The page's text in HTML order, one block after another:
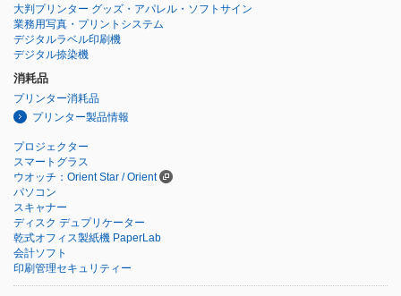
大判プリンター グッズ・アパレル・ソフトサイン
業務用写真・プリントシステム
デジタルラベル印刷機
デジタル捺染機
消耗品
プリンター消耗品
プリンター製品情報
プロジェクター
スマートグラス
ウオッチ：Orient Star / Orient
パソコン
スキャナー
ディスク デュプリケーター
乾式オフィス製紙機 PaperLab
会計ソフト
印刷管理セキュリティー